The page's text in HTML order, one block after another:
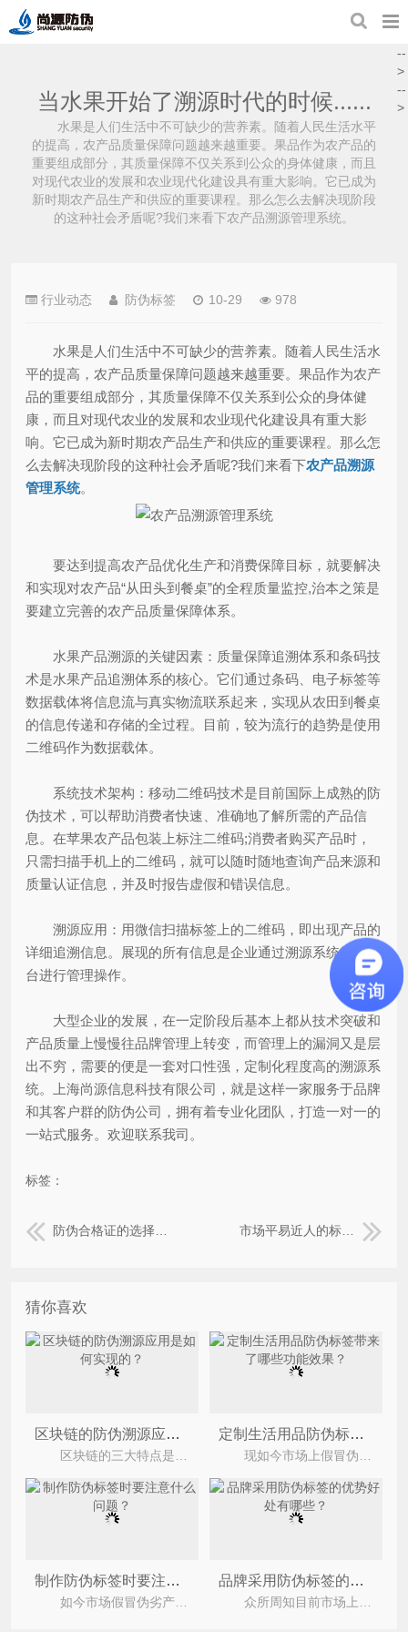
当水果开始了溯源时代的时候......
水果是人们生活中不可缺少的营养素。随着人民生活水平
的提高，农产品质量保障问题越来越重要。果品作为农产品的
重要组成部分，其质量保障不仅关系到公众的身体健康，而且
对现代农业的发展和农业现代化建设具有重大影响。它已成为
新时期农产品生产和供应的重要课程。那么怎么去解决现阶段
的这种社会矛盾呢?我们来看下农产品溯源管理系统。
行业动态 防伪标签 10-29 978
水果是人们生活中不可缺少的营养素。随着人民生活水
平的提高，农产品质量保障问题越来越重要。果品作为农产
品的重要组成部分，其质量保障不仅关系到公众的身体健
康，而且对现代农业的发展和农业现代化建设具有重大影
响。它已成为新时期农产品生产和供应的重要课程。那么怎
么去解决现阶段的这种社会矛盾呢?我们来看下农产品溯源
管理系统。
要达到提高农产品优化生产和消费保障目标，就要解决
和实现对农产品“从田头到餐桌”的全程质量监控,治本之策是
要建立完善的农产品质量保障体系。
水果产品溯源的关键因素：质量保障追溯体系和条码技
术是水果产品追溯体系的核心。它们通过条码、电子标签等
数据载体将信息流与真实物流联系起来，实现从农田到餐桌
的信息传递和存储的全过程。目前，较为流行的趋势是使用
二维码作为数据载体。
系统技术架构：移动二维码技术是目前国际上成熟的防
伪技术，可以帮助消费者快速、准确地了解所需的产品信
息。在苹果农产品包装上标注二维码;消费者购买产品时，
只需扫描手机上的二维码，就可以随时随地查询产品来源和
质量认证信息，并及时报告虚假和错误信息。
溯源应用：用微信扫描标签上的二维码，即出现产品的
详细追溯信息。展现的所有信息是企业通过溯源系统管理后
台进行管理操作。
大型企业的发展，在一定阶段后基本上都从技术突破和
产品质量上慢慢往品牌管理上转变，而管理上的漏洞又是层
出不穷，需要的便是一套对口性强，定制化程度高的溯源系
统。上海尚源信息科技有限公司，就是这样一家服务于品牌
和其客户群的防伪公司，拥有着专业化团队，打造一对一的
一站式服务。欢迎联系我司。
标签：
防伪合格证的选择和应用须注意什么 市场平易近人的标签技术条码防伪
猜你喜欢
区块链的防伪溯源应用是如何实现的？ 定制生活用品防伪标签带来了哪些功能效果？
制作防伪标签时要注意什么问题？ 品牌采用防伪标签的优势好处有哪些？
--
>
--
>